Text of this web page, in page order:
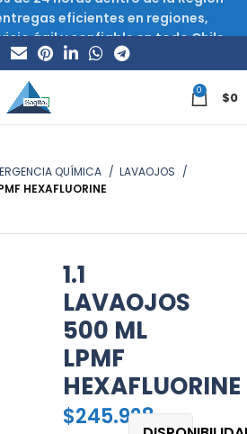
0 $0
QUÍMICA
LAVAOJOS
HEXAFLUORINE
ampliar
1.1
LAVAOJOS
500 ML
LPMF
HEXAFLUORINE
$245.928
eficientes en regiones,
ágil y confiable en todo Chile.